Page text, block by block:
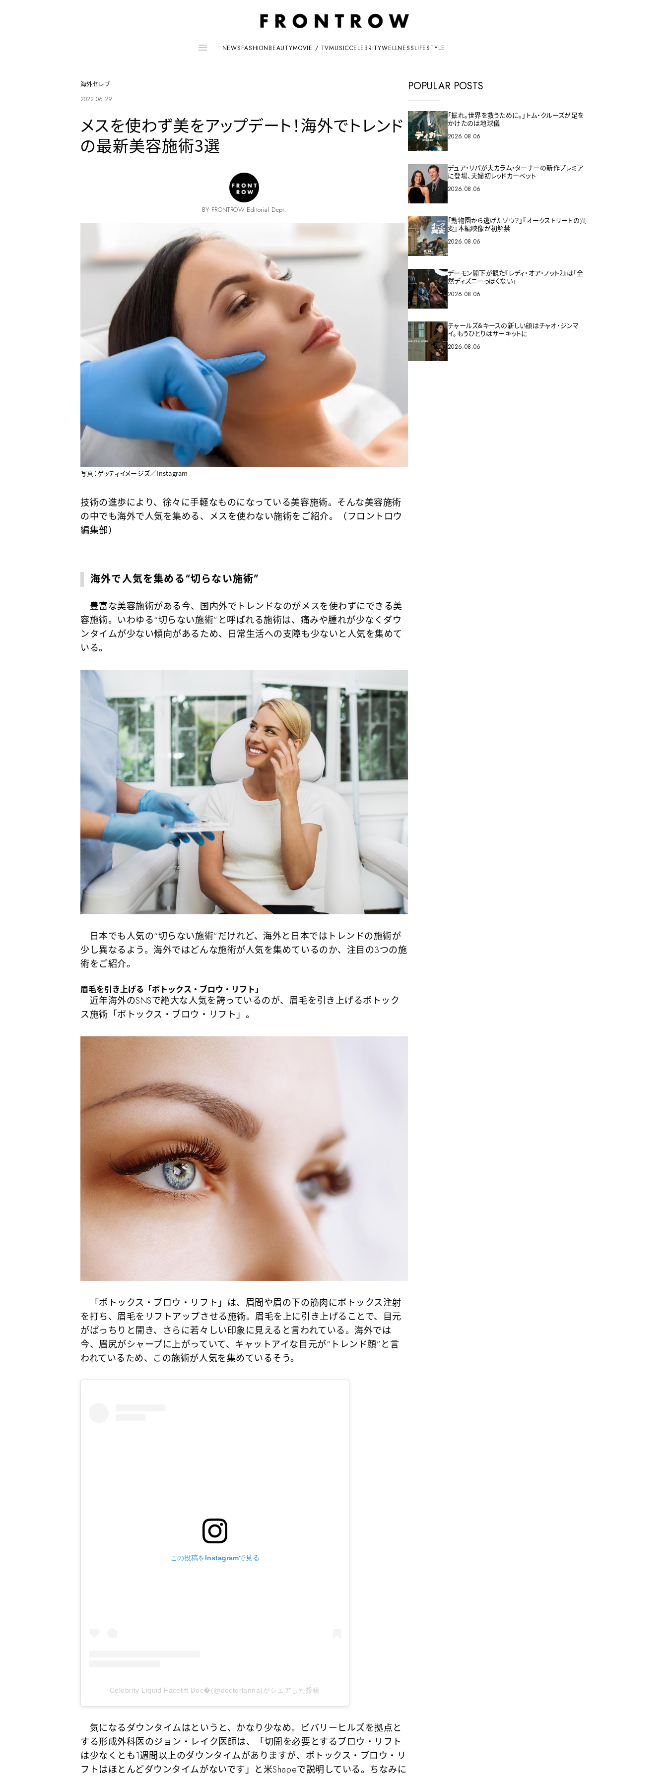
NEWSFASHIONBEAUTYMOVIE / TVMUSICCELEBRITYWELLNESSLIFESTYLE
海外セレブ
2022.06.29
メスを使わず美をアップデート！海外でトレンド
の最新美容施術3選
BY FRONTROW Editorial Dept.
写真：ゲッティイメージズ／Instagram
技術の進歩により、徐々に手軽なものになっている美容施術。そんな美容施術
の中でも海外で人気を集める、メスを使わない施術をご紹介。（フロントロウ
編集部）
海外で人気を集める“切らない施術”
豊富な美容施術がある今、国内外でトレンドなのがメスを使わずにできる美
容施術。いわゆる“切らない施術”と呼ばれる施術は、痛みや腫れが少なくダウ
ンタイムが少ない傾向があるため、日常生活への支障も少ないと人気を集めて
いる。
日本でも人気の“切らない施術”だけれど、海外と日本ではトレンドの施術が
少し異なるよう。海外ではどんな施術が人気を集めているのか、注目の3つの施
術をご紹介。
眉毛を引き上げる「ボトックス・ブロウ・リフト」
近年海外のSNSで絶大な人気を誇っているのが、眉毛を引き上げるボトック
ス施術「ボトックス・ブロウ・リフト」。
「ボトックス・ブロウ・リフト」は、眉間や眉の下の筋肉にボトックス注射
を打ち、眉毛をリフトアップさせる施術。眉毛を上に引き上げることで、目元
がぱっちりと開き、さらに若々しい印象に見えると言われている。海外では
今、眉尻がシャープに上がっていて、キャットアイな目元が“トレンド顔”と言
われているため、この施術が人気を集めているそう。
この投稿をInstagramで見る
Celebrity Liquid Facelift Doc�(@doctorlanna)がシェアした投稿
気になるダウンタイムはというと、かなり少なめ。ビバリーヒルズを拠点と
する形成外科医のジョン・レイク医師は、「切開を必要とするブロウ・リフト
は少なくとも1週間以上のダウンタイムがありますが、ボトックス・ブロウ・リ
フトはほとんどダウンタイムがないです」と米Shapeで説明している。ちなみに
POPULAR POSTS
「掘れ。世界を救うために。」トム・クルーズが足を
かけたのは地球儀
2026.08.06
デュア・リパが夫カラム・ターナーの新作プレミア
に登場、夫婦初レッドカーペット
2026.08.06
「動物園から逃げたゾウ？」『オークストリートの異
変』本編映像が初解禁
2026.08.06
デーモン閣下が観た『レディ・オア・ノット2』は「全
然ディズニーっぽくない」
2026.08.06
チャールズ&キースの新しい顔はチャオ・ジンマ
イ。もうひとりはサーキットに
2026.08.06